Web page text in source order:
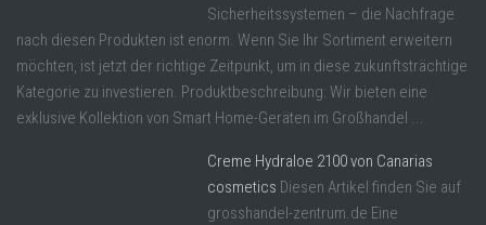
Sicherheitssystemen – die Nachfrage
nach diesen Produkten ist enorm. Wenn Sie Ihr Sortiment erweitern
möchten, ist jetzt der richtige Zeitpunkt, um in diese zukunftsträchtige
Kategorie zu investieren. Produktbeschreibung: Wir bieten eine
exklusive Kollektion von Smart Home-Geräten im Großhandel ...
Creme Hydraloe 2100 von Canarias
cosmetics Diesen Artikel finden Sie auf
grosshandel-zentrum.de Eine